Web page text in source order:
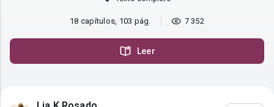
18 capítulos, 103 pág. 7 352
Leer